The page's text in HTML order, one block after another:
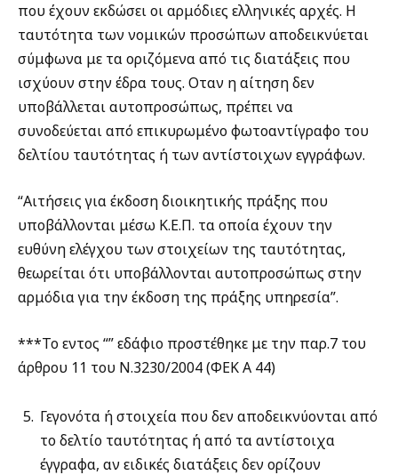
που έχουν εκδώσει οι αρμόδιες ελληνικές αρχές. Η
ταυτότητα των νομικών προσώπων αποδεικνύεται
σύμφωνα με τα οριζόμενα από τις διατάξεις που
ισχύουν στην έδρα τους. Οταν η αίτηση δεν
υποβάλλεται αυτοπροσώπως, πρέπει να
συνοδεύεται από επικυρωμένο φωτοαντίγραφο του
δελτίου ταυτότητας ή των αντίστοιχων εγγράφων.
“Αιτήσεις για έκδοση διοικητικής πράξης που
υποβάλλονται μέσω Κ.Ε.Π. τα οποία έχουν την
ευθύνη ελέγχου των στοιχείων της ταυτότητας,
θεωρείται ότι υποβάλλονται αυτοπροσώπως στην
αρμόδια για την έκδοση της πράξης υπηρεσία”.
***Το εντος “” εδάφιο προστέθηκε με την παρ.7 του
άρθρου 11 του Ν.3230/2004 (ΦΕΚ Α 44)
Γεγονότα ή στοιχεία που δεν αποδεικνύονται από
το δελτίο ταυτότητας ή από τα αντίστοιχα
έγγραφα, αν ειδικές διατάξεις δεν ορίζουν